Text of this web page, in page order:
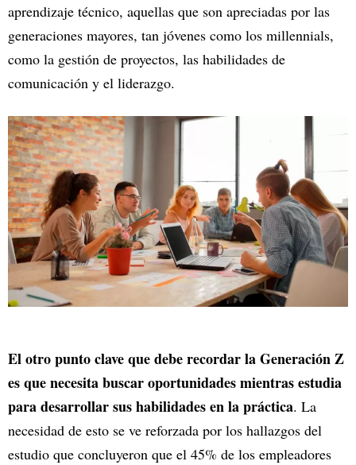
aprendizaje técnico, aquellas que son apreciadas por las
generaciones mayores, tan jóvenes como los millennials,
como la gestión de proyectos, las habilidades de
comunicación y el liderazgo.
El otro punto clave que debe recordar la Generación Z
es que necesita buscar oportunidades mientras estudia
para desarrollar sus habilidades en la práctica. La
necesidad de esto se ve reforzada por los hallazgos del
estudio que concluyeron que el 45% de los empleadores